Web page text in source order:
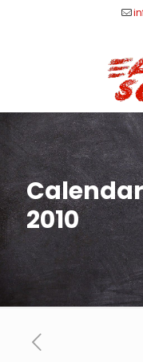
2010